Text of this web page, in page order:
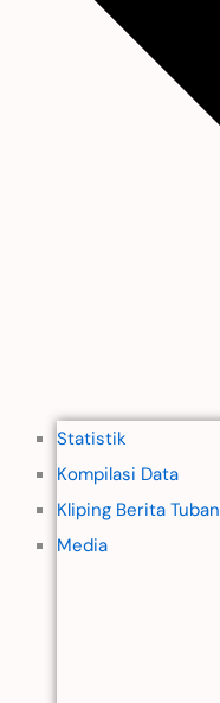
Statistik
Kompilasi Data
Kliping Berita Tuban
Media